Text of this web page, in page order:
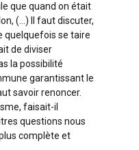
que quand on était
(…) Il faut discuter,
quelquefois se taire
de diviser
la possibilité
garantissant le
savoir renoncer.
faisait-il
questions nous
complète et